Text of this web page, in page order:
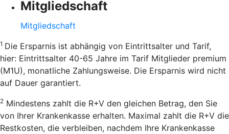
Mitgliedschaft
Mitgliedschaft
1 Die Ersparnis ist abhängig von Eintrittsalter und Tarif,
hier: Eintrittsalter 40-65 Jahre im Tarif Mitglieder premium
(M1U), monatliche Zahlungsweise. Die Ersparnis wird nicht
auf Dauer garantiert.
2 Mindestens zahlt die R+V den gleichen Betrag, den Sie
von Ihrer Krankenkasse erhalten. Maximal zahlt die R+V die
Restkosten, die verbleiben, nachdem Ihre Krankenkasse